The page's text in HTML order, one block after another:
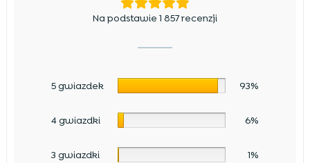
Na podstawie 1 857 recenzji
5 gwiazdek 93%
4 gwiazdki 6%
3 gwiazdki 1%